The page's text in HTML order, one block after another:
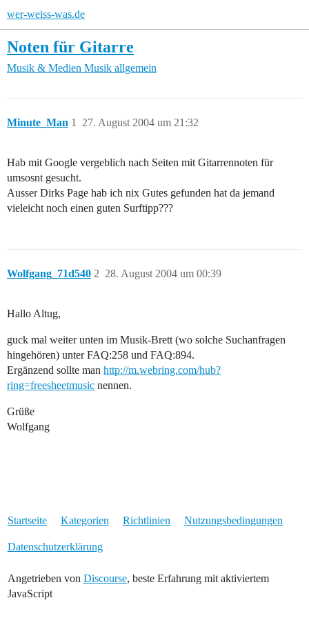
wer-weiss-was.de
Noten für Gitarre
Musik & Medien Musik allgemein
Minute_Man 27. August 2004 um 21:32
1
Hab mit Google vergeblich nach Seiten mit Gitarrennoten für
umsosnt gesucht.
Ausser Dirks Page hab ich nix Gutes gefunden hat da jemand
vieleicht noch einen guten Surftipp???
Wolfgang_71d540 28. August 2004 um 00:39
2
Hallo Altug,
guck mal weiter unten im Musik-Brett (wo solche Suchanfragen
hingehören) unter FAQ:258 und FAQ:894.
Ergänzend sollte man http://m.webring.com/hub?
ring=freesheetmusic nennen.
Grüße
Wolfgang
Startseite Kategorien Richtlinien Nutzungsbedingungen
Datenschutzerklärung
Angetrieben von Discourse, beste Erfahrung mit aktiviertem
JavaScript